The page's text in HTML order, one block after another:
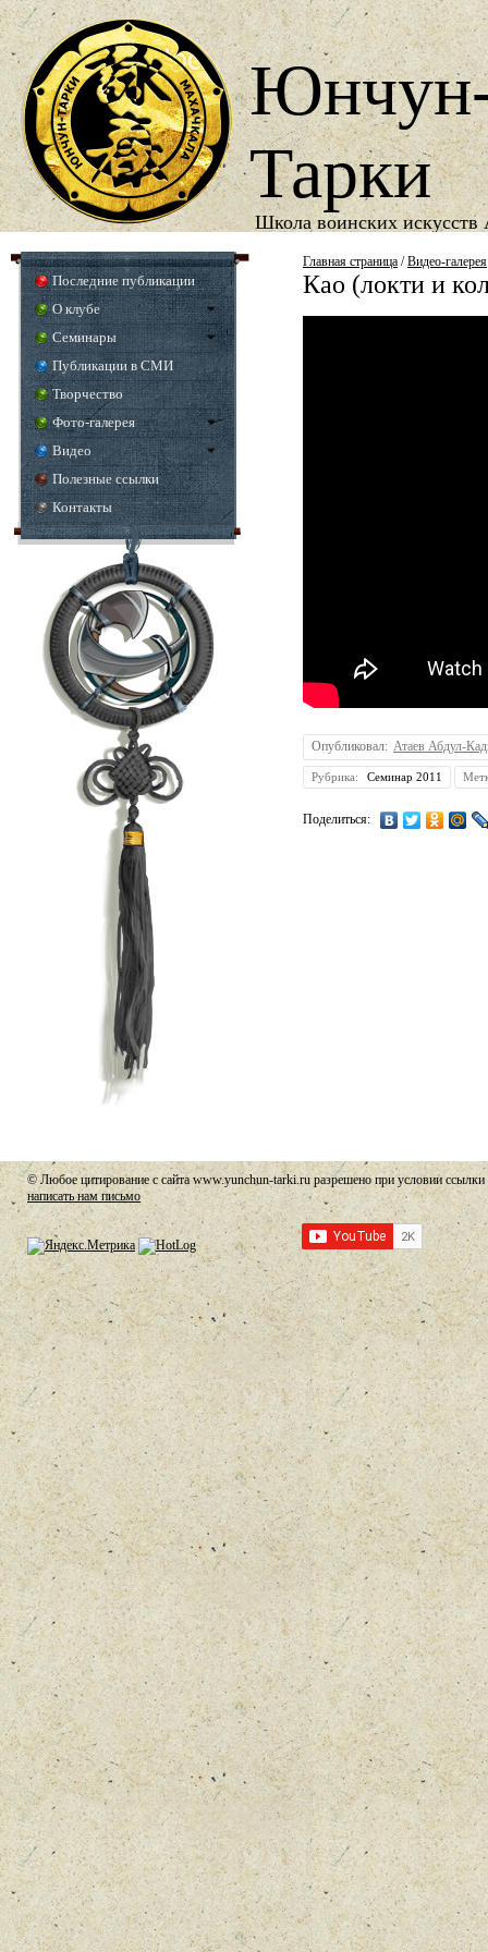
Тарки
Школа воинских искусств
Год основания школы1987
Последние публикации
О клубе
Семинары
Публикации в СМИ
Творчество
Фото-галерея
Видео
Полезные ссылки
Контакты
Главная страница /Видео-галерея
Као (локти и
Опубликовал: Атаев Абдул-
Рубрика: Семинар 2011
Поделиться:
© Любое цитирование с сайта www.yunchun-tarki.ru разрешено при условии ссылки
написать нам письмо